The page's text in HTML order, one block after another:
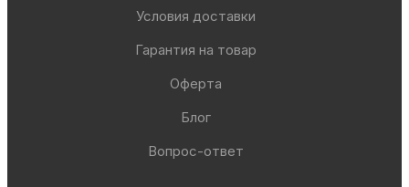
Условия доставки
Гарантия на товар
Оферта
Блог
Вопрос-ответ